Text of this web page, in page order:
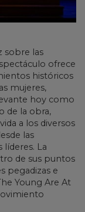
sobre las
ofrece
históricos
mujeres,
hoy como
de la obra,
a los diversos
las
líderes. La
de sus puntos
pegadizas e
Young Are At